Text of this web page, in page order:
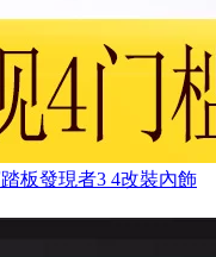
板發現者3 4改裝內飾